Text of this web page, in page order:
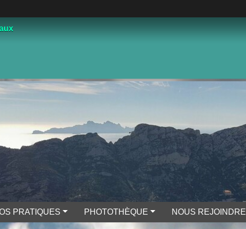
PRATIQUES PHOTOTHÈQUE NOUS REJOINDRE